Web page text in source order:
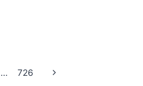
… 726 Next